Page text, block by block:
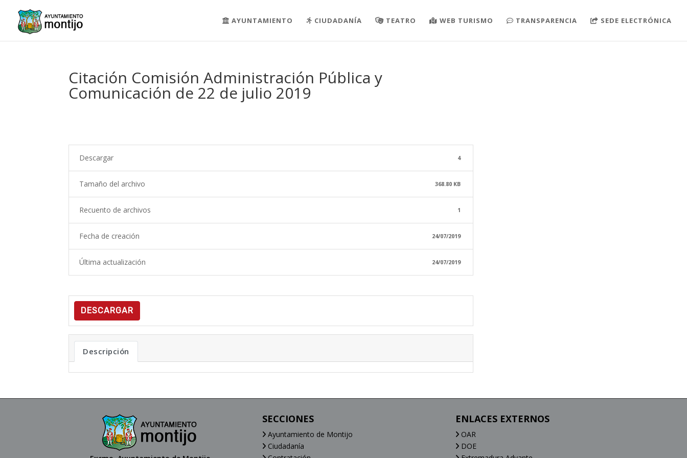
AYUNTAMIENTO CIUDADANÍA TEATRO WEB TURISMO TRANSPARENCIA SEDE ELECTRÓNICA
Citación Comisión Administración Pública y
Comunicación de 22 de julio 2019
Descargar 4
Tamaño del archivo 368.80 KB
Recuento de archivos 1
Fecha de creación 24/07/2019
Última actualización 24/07/2019
DESCARGAR
Descripción
SECCIONES
Ayuntamiento de Montijo
Ciudadanía
ENLACES EXTERNOS
OAR
DOE